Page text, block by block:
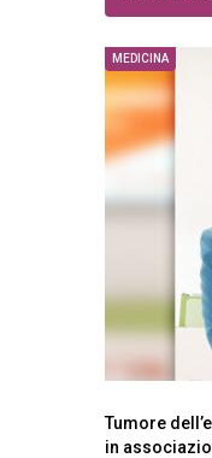
MEDICINA
Tumore
in